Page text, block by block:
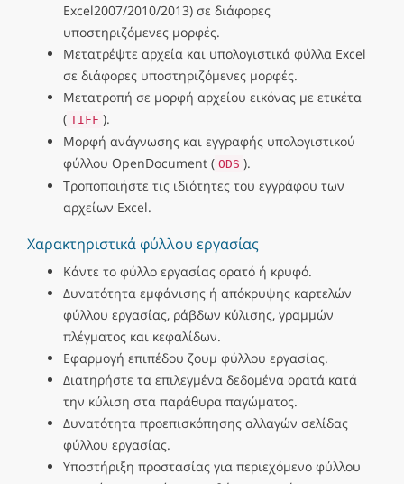
Excel2007/2010/2013) σε διάφορες
υποστηριζόμενες μορφές.
Μετατρέψτε αρχεία και υπολογιστικά φύλλα Excel
σε διάφορες υποστηριζόμενες μορφές.
Μετατροπή σε μορφή αρχείου εικόνας με ετικέτα
( TIFF ).
Μορφή ανάγνωσης και εγγραφής υπολογιστικού
φύλλου OpenDocument ( ODS ).
Τροποποιήστε τις ιδιότητες του εγγράφου των
αρχείων Excel.
Χαρακτηριστικά φύλλου εργασίας
Κάντε το φύλλο εργασίας ορατό ή κρυφό.
Δυνατότητα εμφάνισης ή απόκρυψης καρτελών
φύλλου εργασίας, ράβδων κύλισης, γραμμών
πλέγματος και κεφαλίδων.
Εφαρμογή επιπέδου ζουμ φύλλου εργασίας.
Διατηρήστε τα επιλεγμένα δεδομένα ορατά κατά
την κύλιση στα παράθυρα παγώματος.
Δυνατότητα προεπισκόπησης αλλαγών σελίδας
φύλλου εργασίας.
Υποστήριξη προστασίας για περιεχόμενο φύλλου